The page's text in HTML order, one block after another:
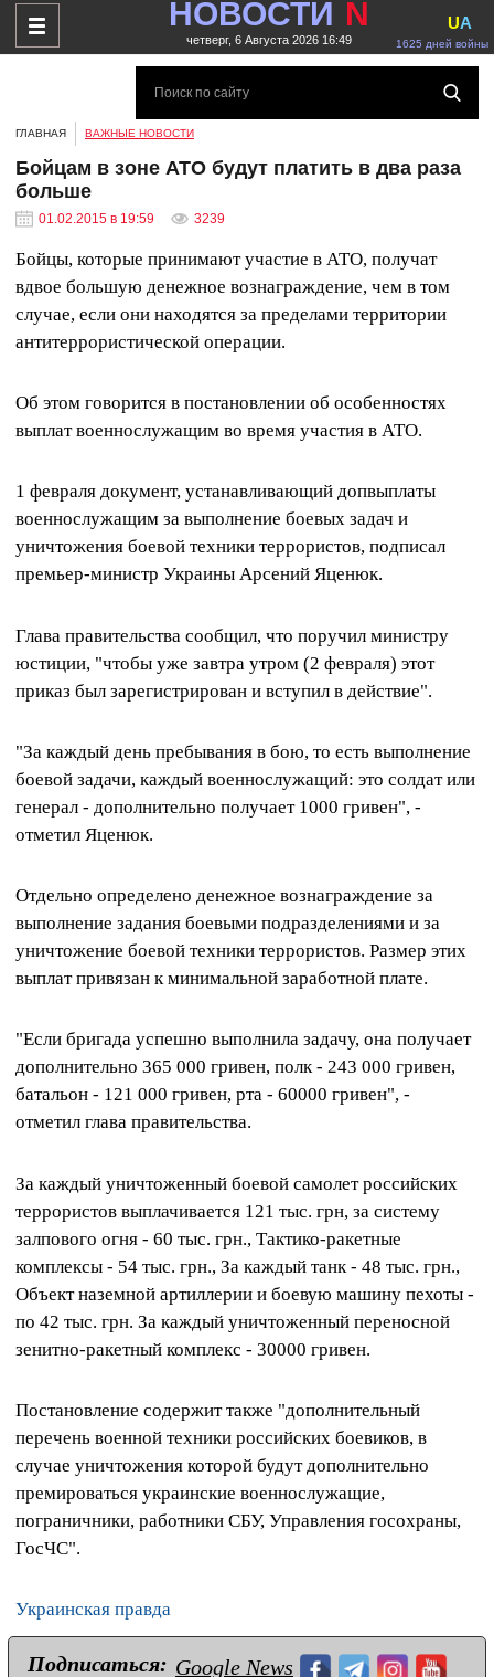
НОВОСТИ N
четверг, 6 Августа 2026 16:49 1625 дней войны
UA
ГЛАВНАЯ ВАЖНЫЕ НОВОСТИ
Бойцам в зоне АТО будут платить в два раза
больше
01.02.2015 в 19:59 3239
Бойцы, которые принимают участие в АТО, получат
вдвое большую денежное вознаграждение, чем в том
случае, если они находятся за пределами территории
антитеррористической операции.
Об этом говорится в постановлении об особенностях
выплат военнослужащим во время участия в АТО.
1 февраля документ, устанавливающий допвыплаты
военнослужащим за выполнение боевых задач и
уничтожения боевой техники террористов, подписал
премьер-министр Украины Арсений Яценюк.
Глава правительства сообщил, что поручил министру
юстиции, "чтобы уже завтра утром (2 февраля) этот
приказ был зарегистрирован и вступил в действие".
"За каждый день пребывания в бою, то есть выполнение
боевой задачи, каждый военнослужащий: это солдат или
генерал - дополнительно получает 1000 гривен", -
отметил Яценюк.
Отдельно определено денежное вознаграждение за
выполнение задания боевыми подразделениями и за
уничтожение боевой техники террористов. Размер этих
выплат привязан к минимальной заработной плате.
"Если бригада успешно выполнила задачу, она получает
дополнительно 365 000 гривен, полк - 243 000 гривен,
батальон - 121 000 гривен, рта - 60000 гривен", -
отметил глава правительства.
За каждый уничтоженный боевой самолет российских
террористов выплачивается 121 тыс. грн, за систему
залпового огня - 60 тыс. грн., Тактико-ракетные
комплексы - 54 тыс. грн., За каждый танк - 48 тыс. грн.,
Объект наземной артиллерии и боевую машину пехоты -
по 42 тыс. грн. За каждый уничтоженный переносной
зенитно-ракетный комплекс - 30000 гривен.
Постановление содержит также "дополнительный
перечень военной техники российских боевиков, в
случае уничтожения которой будут дополнительно
премироваться украинские военнослужащие,
пограничники, работники СБУ, Управления госохраны,
ГосЧС".
Украинская правда
Подписаться: Google News